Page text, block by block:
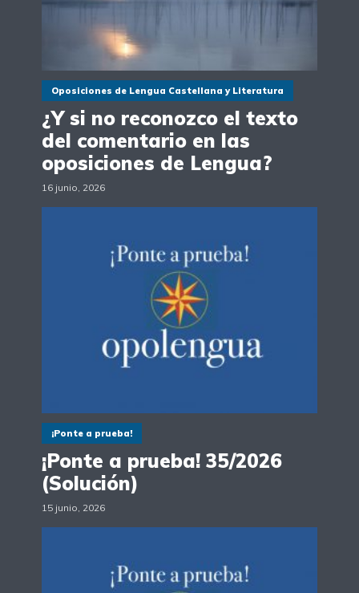
Oposiciones de Lengua Castellana y Literatura
¿Y si no reconozco el texto
del comentario en las
oposiciones de Lengua?
16 junio, 2026
¡Ponte a prueba!
¡Ponte a prueba! 35/2026
(Solución)
15 junio, 2026